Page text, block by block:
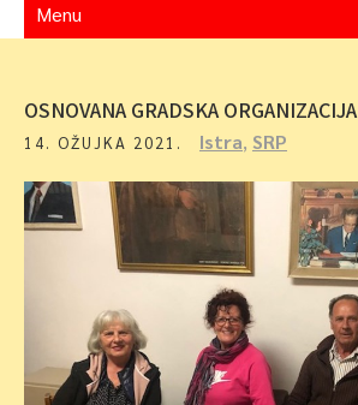
Menu
OSNOVANA GRADSKA
14. OŽUJKA 2021. Istra, SRP